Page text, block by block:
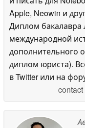
Apple, Neowin и
Диплом бакалавра
международной
дополнительного
диплом юриста).
в Twitter или на